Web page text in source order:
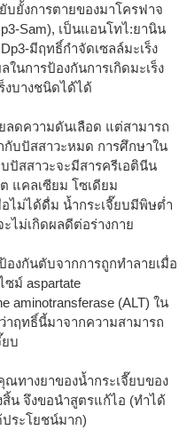
ยั้งการตายของมาโครฟาจ
Sam), เป็นแอนโทไ:ยานิน
มีฤทธิ์กำจัดเซลล์มะเร็ง
ในการป้องกันการเกิดมะเร็ง
งบางชนิดได้ได้
ลดความดันเลือด แต่สามารถ
กับปัสสาวะหมด การศึกษาใน
สสาวะจะมีสารครีเอตินีน
แคลเซียม โซเดียม
ไม่ได้ดื่ม น้ำกระเจี๊ยบมีพิษต่ำ
ไม่เกิดผลดีต่อร่างกาย
งกันตับจากการถูกทำลายเมื่อ
ม์ aspartate
aminotransferase (ALT) ใน
ฤทธิ์นี้มาจากความสามารถ
บ
ทางยาของน้ำกระเจี๊ยบของ
น จึงขอนำสูตรแก้ไอ (ทำได้
ประโยชน์มาก)